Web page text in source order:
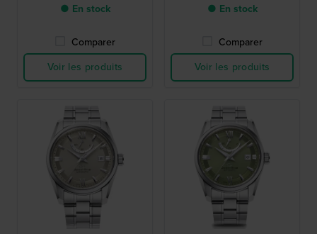
● En stock
Comparer
Voir les produits
● En stock
Comparer
Voir les produits